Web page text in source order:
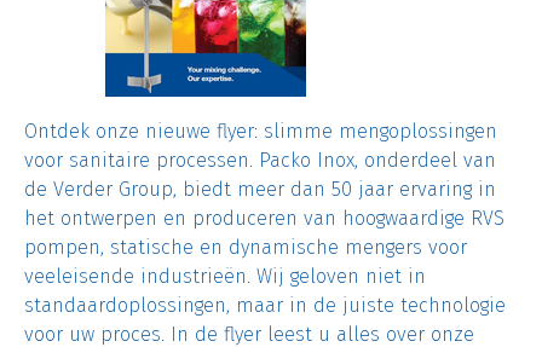
Ontdek onze nieuwe flyer: slimme mengoplossingen
voor sanitaire processen. Packo Inox, onderdeel van
de Verder Group, biedt meer dan 50 jaar ervaring in
het ontwerpen en produceren van hoogwaardige RVS
pompen, statische en dynamische mengers voor
veeleisende industrieën. Wij geloven niet in
standaardoplossingen, maar in de juiste technologie
voor uw proces. In de flyer leest u alles over onze